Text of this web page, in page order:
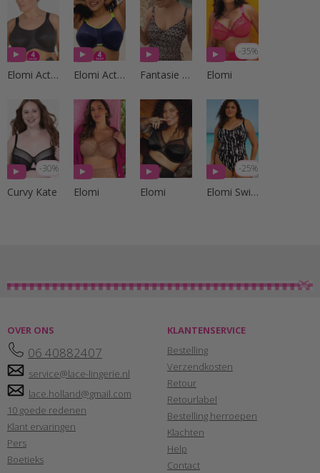
Elomi Active Elomi Active Fantasie Swim
-35%
Elomi
-30%
Curvy Kate Elomi Elomi
-25%
Elomi Swim
OVER ONS
06 40882407
service@lace-lingerie.nl
lace.holland@gmail.com
10 goede redenen
Klant ervaringen
Pers
Boetieks
KLANTENSERVICE
Bestelling
Verzendkosten
Retour
Retourlabel
Bestelling herroepen
Klachten
Help
Contact